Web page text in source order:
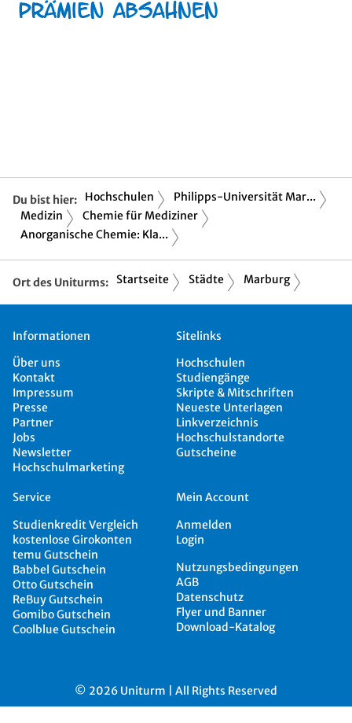
Du bist hier: Hochschulen
Philipps-Universität Mar...
Medizin
Chemie für Mediziner
Anorganische Chemie: Kla...
Ort des Uniturms: Startseite Städte Marburg
Informationen
Über uns
Kontakt
Impressum
Presse
Partner
Jobs
Newsletter
Hochschulmarketing
Sitelinks
Hochschulen
Studiengänge
Skripte & Mitschriften
Neueste Unterlagen
Linkverzeichnis
Hochschulstandorte
Gutscheine
Service
Studienkredit Vergleich
kostenlose Girokonten
temu Gutschein
Babbel Gutschein
Otto Gutschein
ReBuy Gutschein
Gomibo Gutschein
Coolblue Gutschein
Mein Account
Anmelden
Login
Nutzungsbedingungen
AGB
Datenschutz
Flyer und Banner
Download-Katalog
© 2026 Uniturm | All Rights Reserved